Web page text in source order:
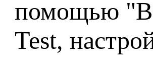
помощью
Test,